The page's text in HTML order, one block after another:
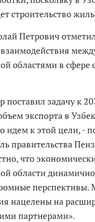
строительство
Петрович
областями в сфере
поставил задачу к
экспорта в
идем к этой цели, -
правительства
что
области динамично
нацелены на
партнерами».